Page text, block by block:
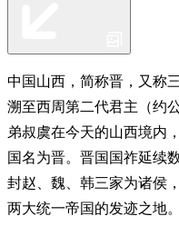
中国山西，简称晋，又称
溯至西周第二代君主（约
弟叔虞在今天的山西境内
国名为晋。晋国国祚延续
封赵、魏、韩三家为诸侯
两大统一帝国的发迹之地。